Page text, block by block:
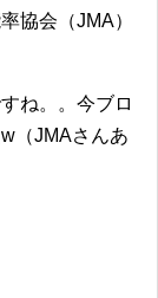
協会（JMA）
ね。。今ブロ
（JMAさんあ